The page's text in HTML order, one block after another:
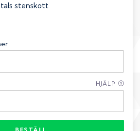
tals stenskott
HJÄLP